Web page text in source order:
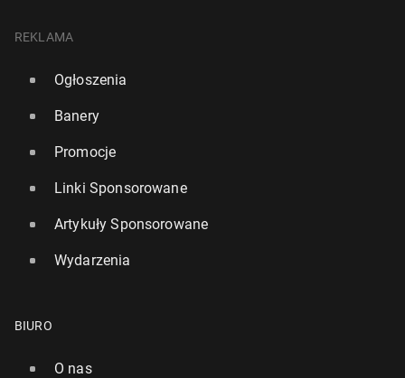
REKLAMA
Ogłoszenia
Banery
Promocje
Linki Sponsorowane
Artykuły Sponsorowane
Wydarzenia
BIURO
O nas